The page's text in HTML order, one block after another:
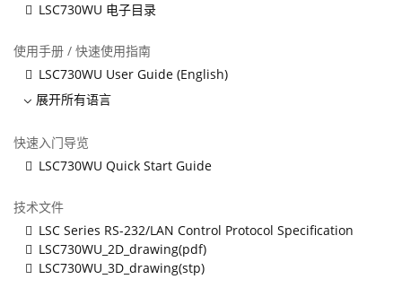
LSC730WU 电子目录
使用手册 / 快速使用指南
LSC730WU User Guide (English)
展开所有语言
快速入门导览
LSC730WU Quick Start Guide
技术文件
LSC Series RS-232/LAN Control Protocol Specification
LSC730WU_2D_drawing(pdf)
LSC730WU_3D_drawing(stp)